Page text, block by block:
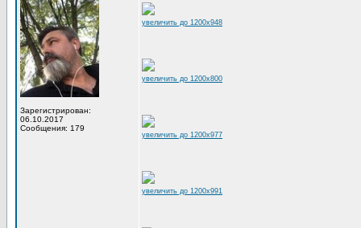
Зарегистрирован:
06.10.2017
Сообщения: 179
увеличить до 1200x948
увеличить до 1200x800
увеличить до 1200x977
увеличить до 1200x991